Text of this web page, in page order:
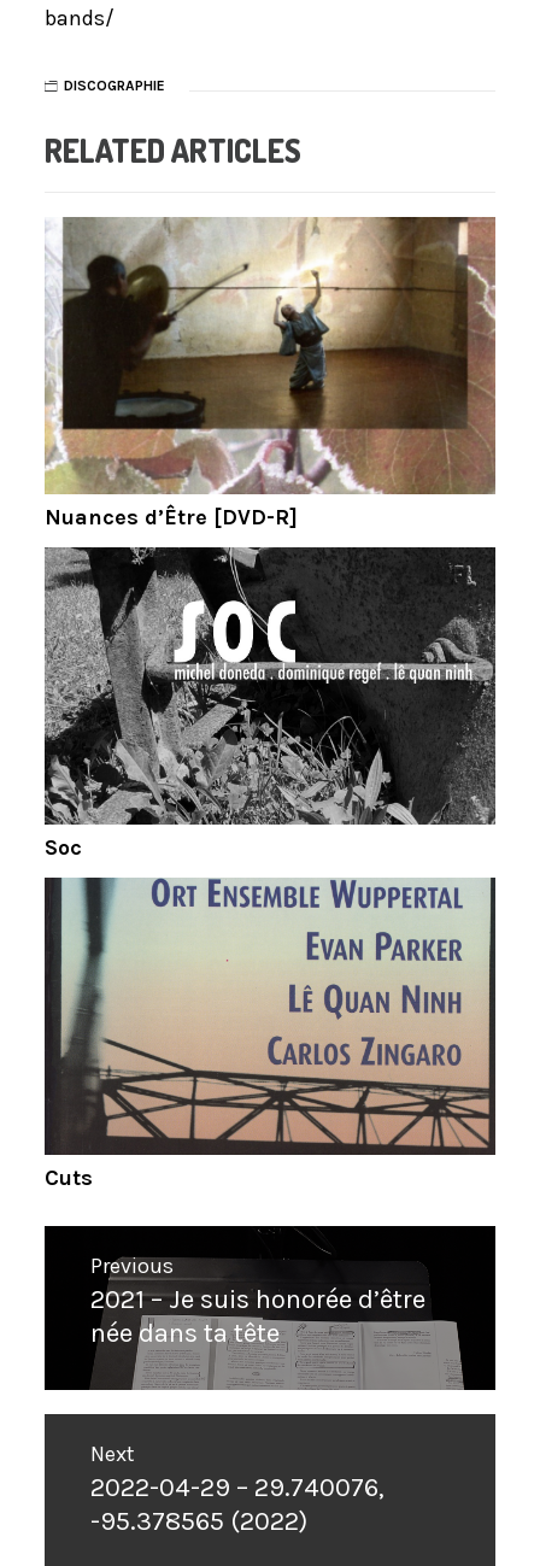
bands/
DISCOGRAPHIE
RELATED ARTICLES
Nuances d’Être [DVD-R]
Soc
Cuts
l’article
Previous
Previous
post:
2021 –Je suis honorée d’être
née dans ta tête
Next
Next
post:
2022-04-29 – 29.740076,
-95.378565 (2022)